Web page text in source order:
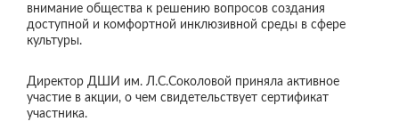
внимание общества к решению вопросов создания
доступной и комфортной инклюзивной среды в сфере
культуры.
Директор ДШИ им. Л.С.Соколовой приняла активное
участие в акции, о чем свидетельствует сертификат
участника.